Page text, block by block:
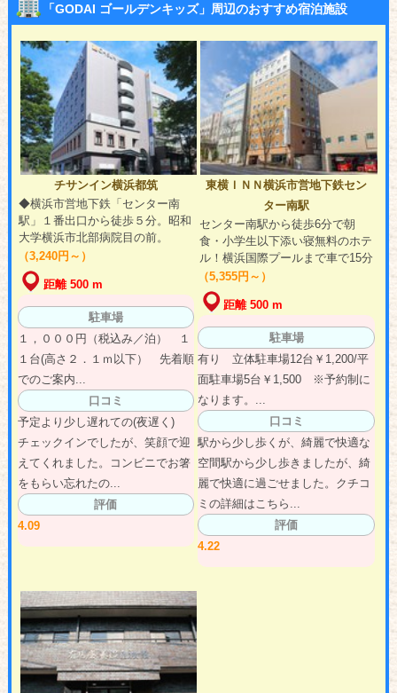
「GODAI ゴールデンキッズ」周辺のおすすめ宿泊施設
チサンイン横浜都筑
◆横浜市営地下鉄「センター南
駅」１番出口から徒歩５分。昭和
大学横浜市北部病院目の前。
（3,240円～）
距離 500 m
駐車場
１，０００円（税込み／泊） １
１台(高さ２．１ｍ以下） 先着順
でのご案内...
口コミ
予定より少し遅れての(夜遅く)
チェックインでしたが、笑顔で迎
えてくれました。コンビニでお箸
をもらい忘れたの...
評価
4.09
東横ＩＮＮ横浜市営地下鉄セン
ター南駅
センター南駅から徒歩6分で朝
食・小学生以下添い寝無料のホテ
ル！横浜国際プールまで車で15分
（5,355円～）
距離 500 m
駐車場
有り 立体駐車場12台￥1,200/平
面駐車場5台￥1,500 ※予約制に
なります。...
口コミ
駅から少し歩くが、綺麗で快適な
空間駅から少し歩きましたが、綺
麗で快適に過ごせました。クチコ
ミの詳細はこちら...
評価
4.22